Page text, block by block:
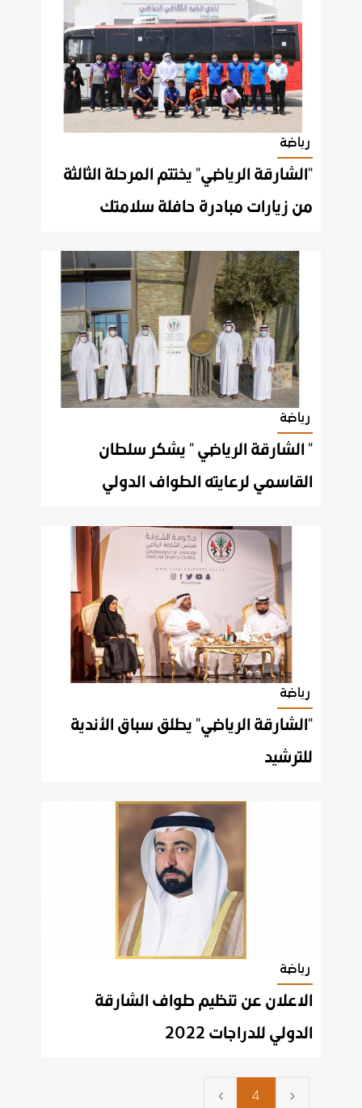
رياضة
"الشارقة الرياضي" يختتم المرحلة الثالثة
من زيارات مبادرة حافلة سلامتك
رياضة
" الشارقة الرياضي " يشكر سلطان
القاسمي لرعايته الطواف الدولي
رياضة
"الشارقة الرياضي" يطلق سباق الأندية
للترشيد
رياضة
الاعلان عن تنظيم طواف الشارقة
الدولي للدراجات 2022
4